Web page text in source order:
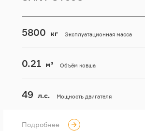
Эксплуатационная масса
5800 кг
Объём ковша
0.21 м³
Мощность двигателя
49 л.с.
Подробнее